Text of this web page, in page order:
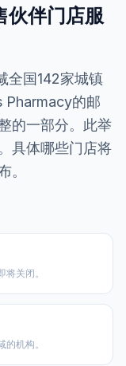
伙伴门店服
全国142家城镇
Pharmacy的邮
的一部分。此举
具体哪些门店将
。
关闭。
机构。